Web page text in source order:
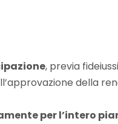
, previa
della
per l’intero